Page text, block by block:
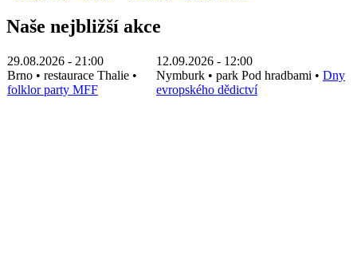
Naše nejbližší akce
29.08.2026 - 21:00
Brno • restaurace Thalie •
folklor party MFF
12.09.2026 - 12:00
Nymburk • park Pod hradbami • Dny
evropského dědictví